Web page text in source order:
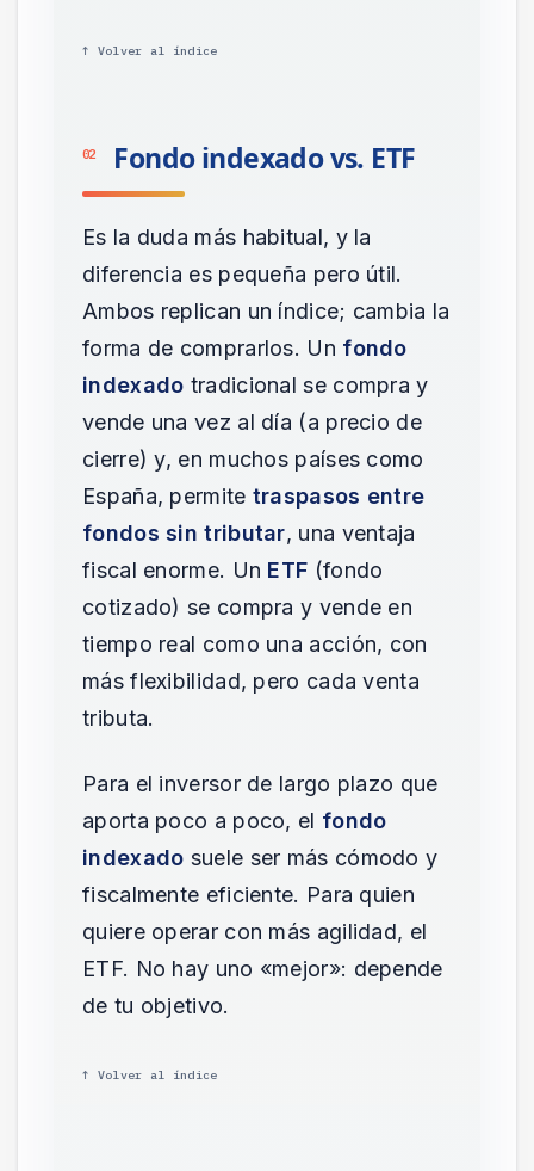
↑ Volver al índice
02 Fondo indexado vs. ETF
Es la duda más habitual, y la
diferencia es pequeña pero útil.
Ambos replican un índice; cambia la
forma de comprarlos. Un fondo
indexado tradicional se compra y
vende una vez al día (a precio de
cierre) y, en muchos países como
España, permite traspasos entre
fondos sin tributar, una ventaja
fiscal enorme. Un ETF (fondo
cotizado) se compra y vende en
tiempo real como una acción, con
más flexibilidad, pero cada venta
tributa.
Para el inversor de largo plazo que
aporta poco a poco, el fondo
indexado suele ser más cómodo y
fiscalmente eficiente. Para quien
quiere operar con más agilidad, el
ETF. No hay uno «mejor»: depende
de tu objetivo.
↑ Volver al índice